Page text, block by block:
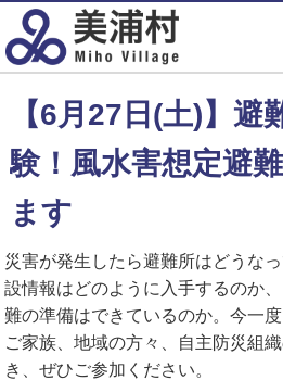
【6月27日(土)】避
験！風水害想定避
ます
災害が発生したら避難所はどうな
設情報はどのように入手するのか
難の準備はできているのか。今一
ご家族、地域の方々、自主防災組
き、ぜひご参加ください。